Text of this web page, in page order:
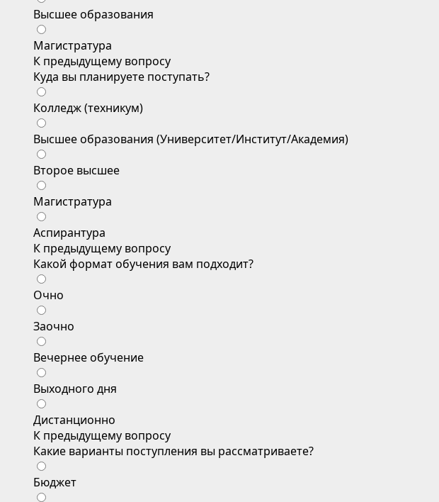
Высшее образования
Магистратура
К предыдущему вопросу
Куда вы планируете поступать?
Колледж (техникум)
Высшее образования (Университет/Институт/Академия)
Второе высшее
Магистратура
Аспирантура
К предыдущему вопросу
Какой формат обучения вам подходит?
Очно
Заочно
Вечернее обучение
Выходного дня
Дистанционно
К предыдущему вопросу
Какие варианты поступления вы рассматриваете?
Бюджет